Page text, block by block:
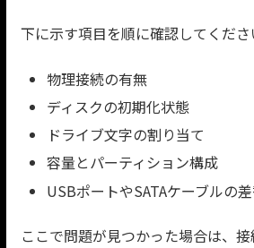
下に示す項目を順に確認してくださ
物理接続の有無
ディスクの初期化状態
ドライブ文字の割り当て
容量とパーティション構成
USBポートやSATAケーブルの
ここで問題が見つかった場合は、